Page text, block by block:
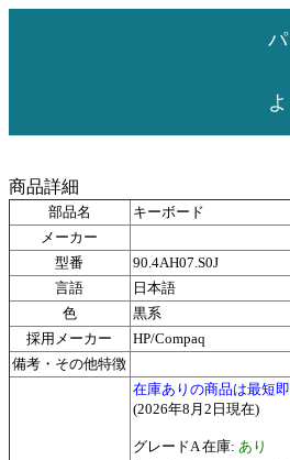
商品詳細
部品名
キーボード
メーカー
型番
90.4AH07.S0J
言語
日本語
色
黒系
採用メーカー
HP/Compaq
備考・その他特徴
在庫ありの商品は最短
(2026年8月2日現在)
グレードA 在庫: あり